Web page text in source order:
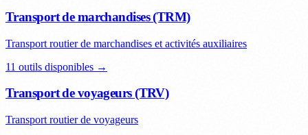
Transport de marchandises (TRM)
Transport routier de marchandises et activités auxiliaires
11 outils disponibles →
Transport de voyageurs (TRV)
Transport routier de voyageurs